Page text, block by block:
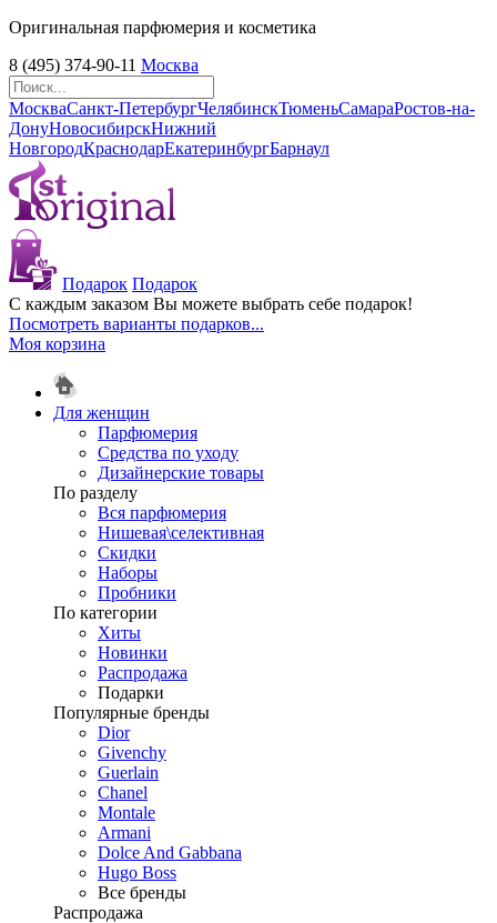
Оригинальная парфюмерия и косметика
8 (495) 374-90-11 Москва
МоскваСанкт-ПетербургЧелябинскТюменьСамараРостов-на-
ДонуНовосибирскНижний
НовгородКраснодарЕкатеринбургБарнаул
Подарок Подарок
С каждым заказом Вы можете выбрать себе подарок!
Посмотреть варианты подарков...
Моя корзина
Для женщин
Парфюмерия
Средства по уходу
Дизайнерские товары
По разделу
Вся парфюмерия
Нишевая\селективная
Скидки
Наборы
Пробники
По категории
Хиты
Новинки
Распродажа
Подарки
Популярные бренды
Dior
Givenchy
Guerlain
Chanel
Montale
Armani
Dolce And Gabbana
Hugo Boss
Все бренды
Распродажа